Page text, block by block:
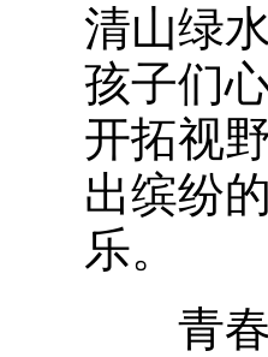
清山绿
孩子们
开拓视
出缤纷
乐。
青春